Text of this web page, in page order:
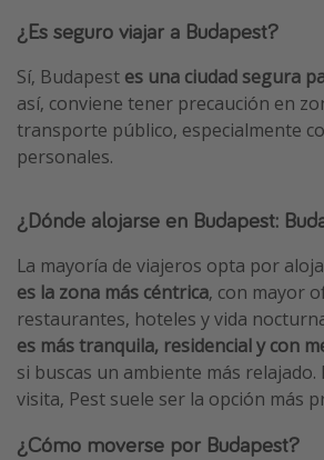
¿Es seguro viajar a Budapest?
Sí, Budapest es una ciudad segura
así, conviene tener precaución en
transporte público, especialmente
personales.
¿Dónde alojarse en Budapest:
La mayoría de viajeros opta por
es la zona más céntrica, con mayor
restaurantes, hoteles y vida
es más tranquila, residencial y con
si buscas un ambiente más
visita, Pest suele ser la opción más
¿Cómo moverse por Budapest?